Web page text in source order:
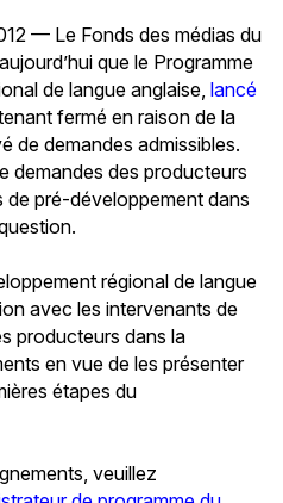
— Le Fonds des médias du
que le Programme
de langue anglaise, lancé
fermé en raison de la
de demandes admissibles.
demandes des producteurs
pré-développement dans
régional de langue
avec les intervenants de
producteurs dans la
en vue de les présenter
étapes du
veuillez